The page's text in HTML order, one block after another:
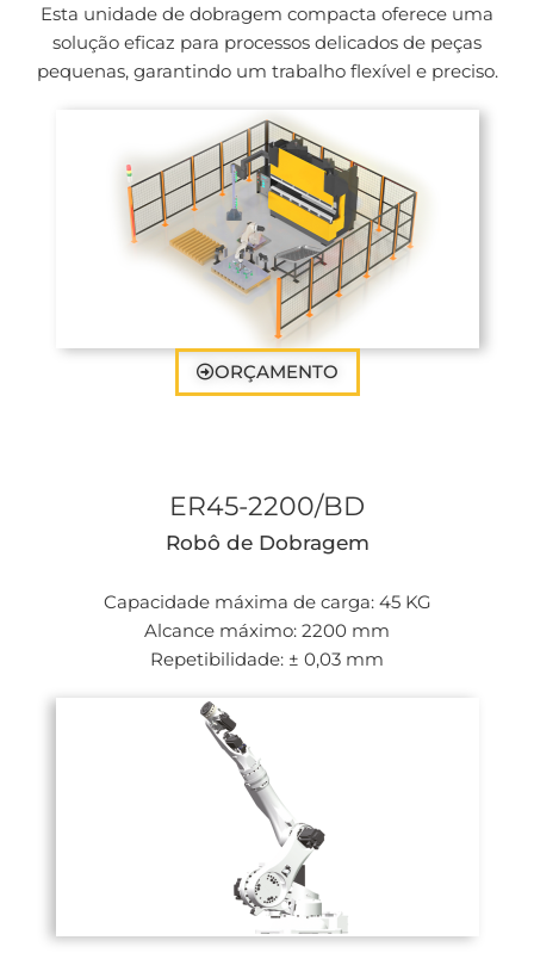
Esta unidade de dobragem compacta oferece uma
solução eficaz para processos delicados de peças
pequenas, garantindo um trabalho flexível e preciso.
ORÇAMENTO
ER45-2200/BD
Robô de Dobragem
Capacidade máxima de carga: 45 KG
Alcance máximo: 2200 mm
Repetibilidade: ± 0,03 mm